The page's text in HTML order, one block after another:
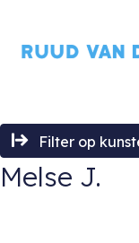
Filter op
Melse J.